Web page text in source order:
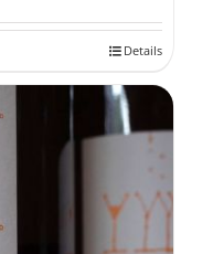
Details